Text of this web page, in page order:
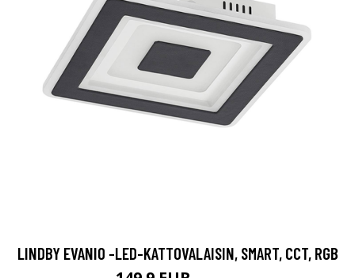
LINDBY EVANIO -LED-KATTOVALAISIN, SMART, CCT, RGB